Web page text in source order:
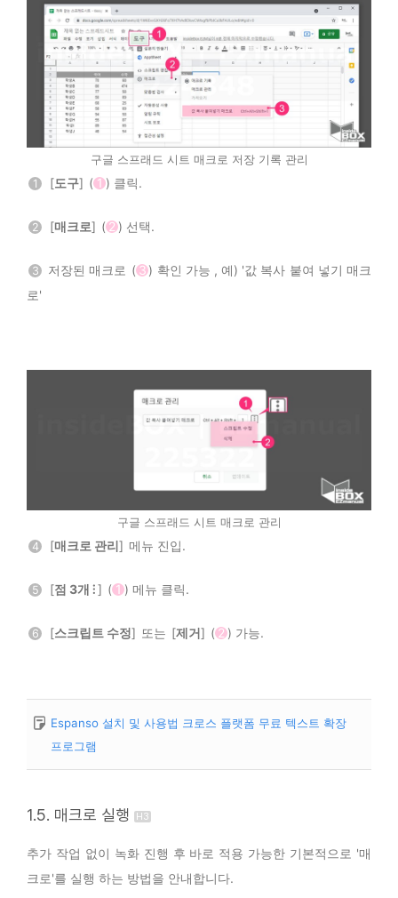
구글 스프래드 시트 매크로 저장 기록 관리
1 [도구] ( 1 ) 클릭.
2 [매크로] ( 2 ) 선택.
3 저장된 매크로 (3) 확인 가능 , 예) '값 복사 붙여 넣기 매크
로'
구글 스프래드 시트 매크로 관리
4 [매크로 관리 ] 메뉴 진입.
5 [점 3개 ⫶] ( 1 ) 메뉴 클릭.
6 [스크립트 수정] 또는 [제거] ( 2 ) 가능.
Espanso 설치 및 사용법 크로스 플랫폼 무료 텍스트 확장
프로그램
1.5. 매크로 실행
추가 작업 없이 녹화 진행 후 바로 적용 가능한 기본적으로 '매
크로'를 실행 하는 방법을 안내합니다.